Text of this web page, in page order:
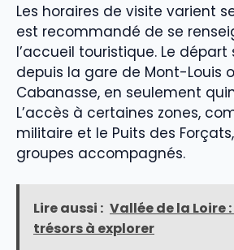
Les horaires de visite varient
est recommandé de se
l’accueil touristique. Le
depuis la gare de Mont-Louis
Cabanasse, en seulement
L’accès à certaines zones,
militaire et le Puits des
groupes accompagnés.
Lire aussi : Vallée de la Loire
trésors à explorer